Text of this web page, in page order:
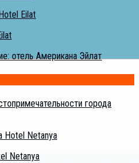
Eilat
отель Американа Эйлат
города
Hotel Netanya
Netanya